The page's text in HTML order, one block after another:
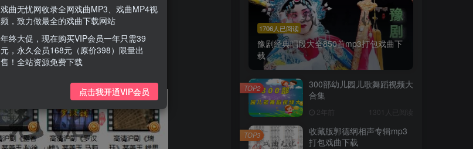
1706人已阅读
豫剧经典唱段大全850首mp3打包戏曲下
载
300部幼儿园儿歌舞蹈视频大
合集
2年前 1301人已阅读
TOP2
收藏版郭德纲相声专辑mp3
打包戏曲下载
TOP3
戏曲无忧网收录全网戏曲MP3、戏曲MP4视
频，致力做最全的戏曲下载网站
年终大促，现在购买VIP会员一年只需39
元，永久会员168元（原价398）限量出
售！全站资源免费下载
点击我开通VIP会员